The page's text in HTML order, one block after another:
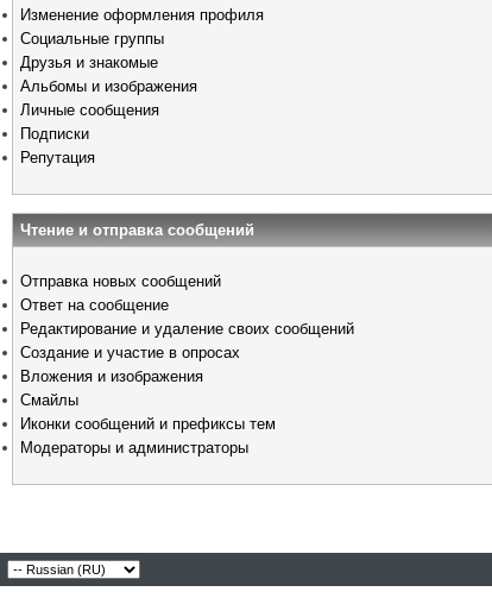
Изменение оформления профиля
Социальные группы
Друзья и знакомые
Альбомы и изображения
Личные сообщения
Подписки
Репутация
Чтение и отправка сообщений
Отправка новых сообщений
Ответ на сообщение
Редактирование и удаление своих сообщений
Создание и участие в опросах
Вложения и изображения
Смайлы
Иконки сообщений и префиксы тем
Модераторы и администраторы